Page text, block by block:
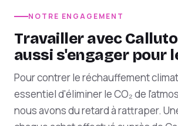
NOTRE ENGAGEMENT
Travailler avec
aussi s'engager pour
Pour contrer le réchauffement
essentiel d'éliminer le CO₂ de
nous avons du retard à rattraper.